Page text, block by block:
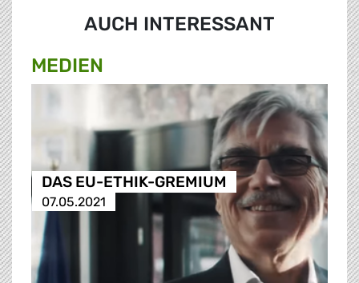
AUCH INTERESSANT
MEDIEN
DAS EU-ETHIK-GREMIUM
07.05.2021